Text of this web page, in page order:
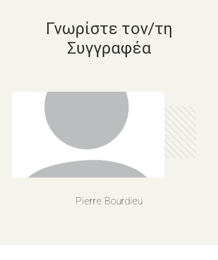
Γνωρίστε τον/τη
Συγγραφέα
Pierre Bourdieu